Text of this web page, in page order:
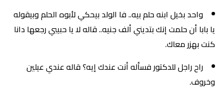
واحد بخيل ابنه حلم بيه.. فا الولد بيحكي لأبوه الحلم وبيقوله
يا بابا أن حلمت إنك بتديني ألف جنيه.. قاله لا يا حبيبي رجعها دانا
كنت بهزر معاك.
راح راجل للدكتور فسأله أنت عندك إيه؟ قاله عندي عيلين
وخروف.